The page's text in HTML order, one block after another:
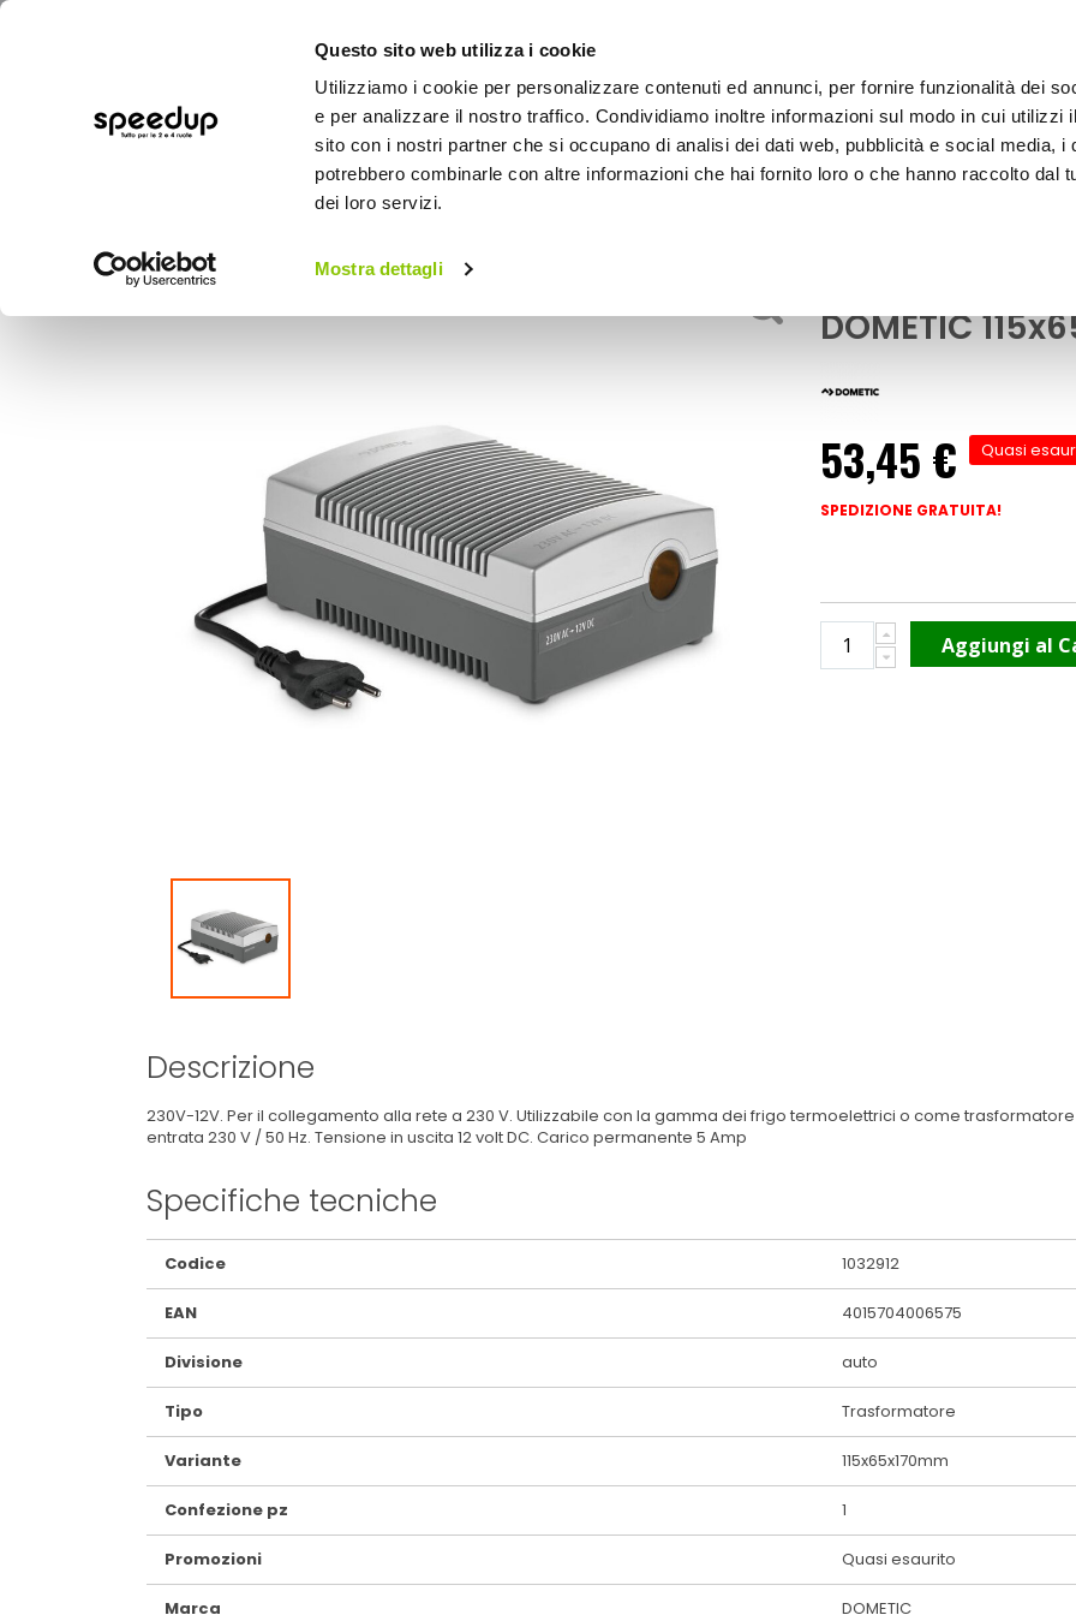
Questo sito web utilizza i cookie
Utilizziamo i cookie per personalizzare contenuti ed annunci, per fornire funzionalità dei
e per analizzare il nostro traffico. Condividiamo inoltre informazioni sul modo in cui utilizzi
sito con i nostri partner che si occupano di analisi dei dati web, pubblicità e social media, i
potrebbero combinarle con altre informazioni che hai fornito loro o che hanno raccolto dal
dei loro servizi.
Mostra dettagli
BICI OUTDOOR
Home
DOMETIC
53,45 € Quasi
SPEDIZIONE GRATUITA!
Aggiungi al
Descrizione
230V-12V. Per il collegamento alla rete a 230 V. Utilizzabile con la gamma dei frigo termoelettrici o come trasformatore
entrata 230 V / 50 Hz. Tensione in uscita 12 volt DC. Carico permanente 5 Amp
Specifiche tecniche
Maggiori
Informazioni
Codice 1032912
EAN 4015704006575
Divisione auto
Tipo Trasformatore
Variante 115x65x170mm
Confezione pz 1
Promozioni Quasi esaurito
Marca DOMETIC